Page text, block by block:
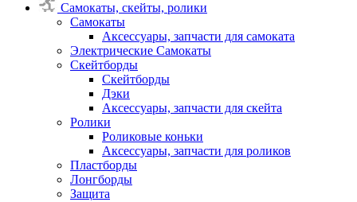
Самокаты, скейты, ролики
Самокаты
Аксессуары, запчасти для самоката
Электрические Самокаты
Скейтборды
Скейтборды
Дэки
Аксессуары, запчасти для скейта
Ролики
Роликовые коньки
Аксессуары, запчасти для роликов
Пластборды
Лонгборды
Защита